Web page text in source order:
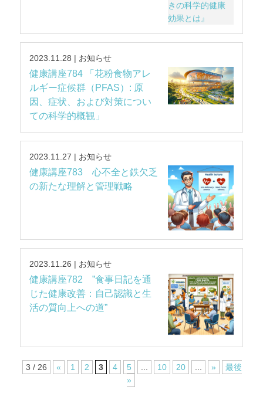
2023.11.28 | お知らせ
健康講座784 「花粉食物アレ
ルギー症候群（PFAS）: 原
因、症状、および対策につい
ての科学的概観」
2023.11.27 | お知らせ
健康講座783 心不全と鉄欠乏
の新たな理解と管理戦略
2023.11.26 | お知らせ
健康講座782 ”食事日記を通
じた健康改善：自己認識と生
活の質向上への道”
3 / 26 « 1 2 3 4 5 10 20 »
最後
»